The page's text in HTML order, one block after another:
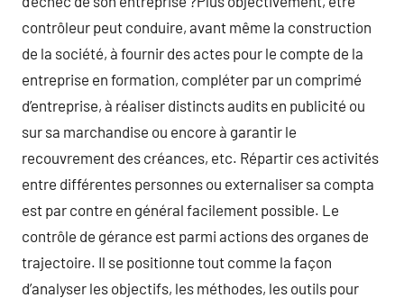
contrôleur peut conduire, avant même la construction
de la société, à fournir des actes pour le compte de la
entreprise en formation, compléter par un comprimé
d’entreprise, à réaliser distincts audits en publicité ou
sur sa marchandise ou encore à garantir le
recouvrement des créances, etc. Répartir ces activités
entre différentes personnes ou externaliser sa compta
est par contre en général facilement possible. Le
contrôle de gérance est parmi actions des organes de
trajectoire. Il se positionne tout comme la façon
d’analyser les objectifs, les méthodes, les outils pour